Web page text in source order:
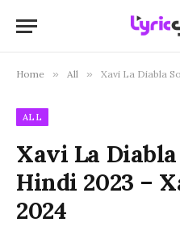
Home » All » Xavi La Diabla Song
ALL
Xavi La
Hindi 2023 –
2024